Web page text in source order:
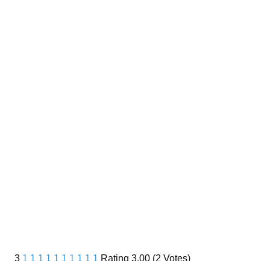
3 1 1 1 1 1 1 1 1 1 1 Rating 3.00 (2 Votes)